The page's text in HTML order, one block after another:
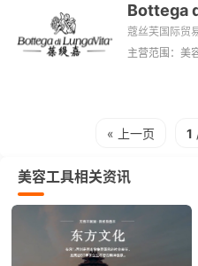
Bottega
蔻丝芙国际贸
主营范围：美
« 上一页 1
美容工具相关资讯